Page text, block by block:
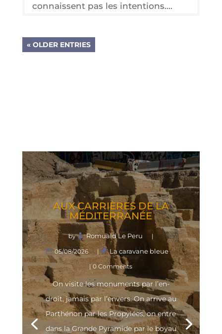
connaissent pas les intentions....
« OLDER ENTRIES
AUX CAR­RIÈRES DE LA
MÉDITERRANÉE
by Romuald Le Peru |
05/08/2026 | La caravane bleue
| 0 Comments
On visite les monu­ments par l’en­
droit, jamais par l’en­vers. On arrive au
Par­thé­non par les Pro­py­lées, on entre
dans la Grande Pyra­mide par le boyau